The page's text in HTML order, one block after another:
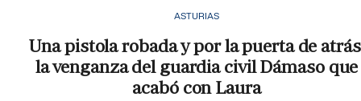
ASTURIAS
Una pistola robada y por la puerta de
la venganza del guardia civil Dámaso que
acabó con Laura